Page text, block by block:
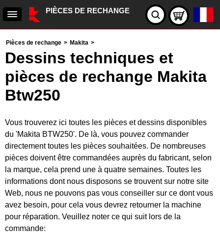
PIÈCES DE RECHANGE
Pièces de rechange > Makita >
Dessins techniques et
pièces de rechange Makita
Btw250
Vous trouverez ici toutes les pièces et dessins disponibles
du 'Makita BTW250'. De là, vous pouvez commander
directement toutes les pièces souhaitées. De nombreuses
pièces doivent être commandées auprès du fabricant, selon
la marque, cela prend une à quatre semaines. Toutes les
informations dont nous disposons se trouvent sur notre site
Web, nous ne pouvons pas vous conseiller sur ce dont vous
avez besoin, pour cela vous devrez retourner la machine
pour réparation. Veuillez noter ce qui suit lors de la
commande: